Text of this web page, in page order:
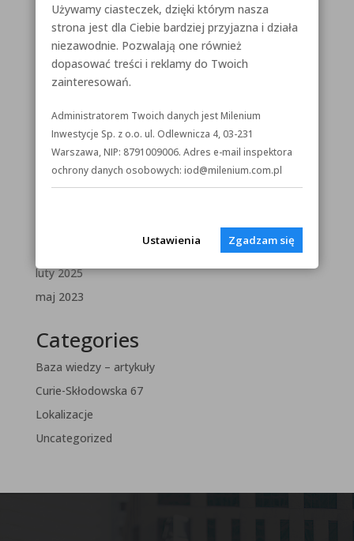
miejsce dla Twojej firmy?
Biura do wynajęcia w Toruniu i Bydgoszczy
Curie-Skłodowska 67
Olsztyn
Toruń
Recent Comments
Brak komentarzy do wyświetlenia.
luty 2025
maj 2023
Categories
Baza wiedzy – artykuły
Curie-Skłodowska 67
Lokalizacje
Uncategorized
Używamy ciasteczek, dzięki którym nasza
strona jest dla Ciebie bardziej przyjazna i działa
niezawodnie. Pozwalają one również
dopasować treści i reklamy do Twoich
zainteresowań.
Administratorem Twoich danych jest Milenium
Inwestycje Sp. z o.o. ul. Odlewnicza 4, 03-231
Warszawa, NIP: 8791009006. Adres e-mail inspektora
ochrony danych osobowych: iod@milenium.com.pl
Ustawienia Zgadzam się